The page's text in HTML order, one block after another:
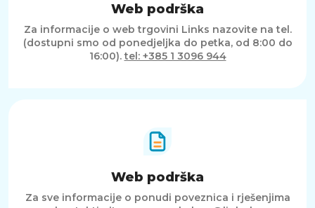
Web podrška
Za informacije o web trgovini Links nazovite na tel.
(dostupni smo od ponedjeljka do petka, od 8:00 do
16:00).tel: +385 1 3096 944
Web podrška
Za sve informacije o ponudi poveznica i rješenjima